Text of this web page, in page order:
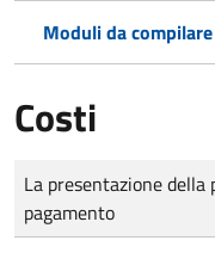
Moduli da
Costi
Tipo di pagamento
Importo
La presentazione
pagamento